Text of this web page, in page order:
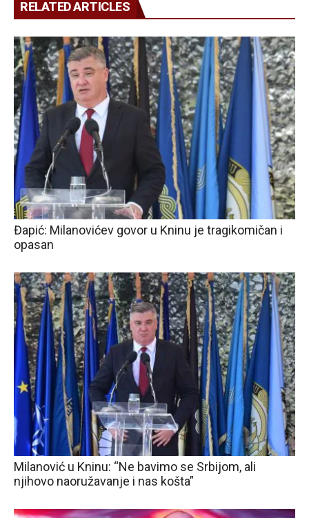
RELATED ARTICLES
Đapić: Milanovićev govor u Kninu je tragikomičan i
opasan
Milanović u Kninu: “Ne bavimo se Srbijom, ali
njihovo naoružavanje i nas košta”